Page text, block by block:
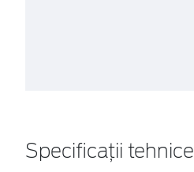
Specificații tehnice